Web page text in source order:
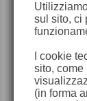
sul sito, ci
I cookie
sito,
(in forma